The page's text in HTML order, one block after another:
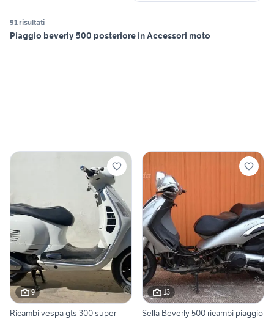
51 risultati
Piaggio beverly 500 posteriore in Accessori moto
9
Ricambi vespa gts 300 super
13
Sella Beverly 500 ricambi piaggio